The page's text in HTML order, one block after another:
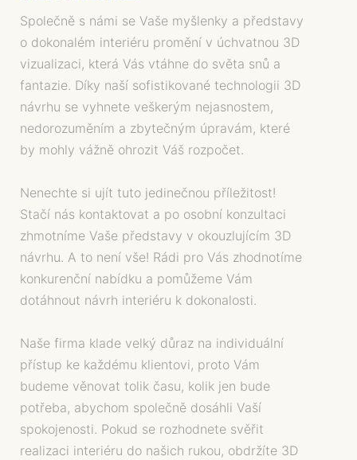
Společně s námi se Vaše myšlenky a představy
o dokonalém interiéru promění v úchvatnou 3D
vizualizaci, která Vás vtáhne do světa snů a
fantazie. Díky naší sofistikované technologii 3D
návrhu se vyhnete veškerým nejasnostem,
nedorozuměním a zbytečným úpravám, které
by mohly vážně ohrozit Váš rozpočet.
Nenechte si ujít tuto jedinečnou příležitost!
Stačí nás kontaktovat a po osobní konzultaci
zhmotníme Vaše představy v okouzlujícím 3D
návrhu. A to není vše! Rádi pro Vás zhodnotíme
konkurenční nabídku a pomůžeme Vám
dotáhnout návrh interiéru k dokonalosti.
Naše firma klade velký důraz na individuální
přístup ke každému klientovi, proto Vám
budeme věnovat tolik času, kolik jen bude
potřeba, abychom společně dosáhli Vaší
spokojenosti. Pokud se rozhodnete svěřit
realizaci interiéru do našich rukou, obdržíte 3D